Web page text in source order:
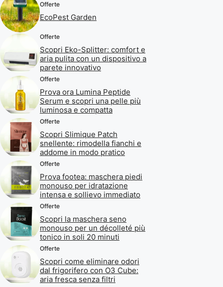
Offerte
EcoPest Garden
Offerte
Scopri Eko-Splitter: comfort e
aria pulita con un dispositivo a
parete innovativo
Offerte
Prova ora Lumina Peptide
Serum e scopri una pelle più
luminosa e compatta
Offerte
Scopri Slimique Patch
snellente: rimodella fianchi e
addome in modo pratico
Offerte
Prova footea: maschera piedi
monouso per idratazione
intensa e sollievo immediato
Offerte
Scopri la maschera seno
monouso per un décolleté più
tonico in soli 20 minuti
Offerte
Scopri come eliminare odori
dal frigorifero con O3 Cube:
aria fresca senza filtri